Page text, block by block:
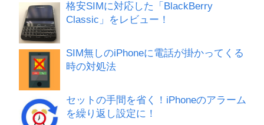
格安SIMに対応した「BlackBerry
Classic」をレビュー！
SIM無しのiPhoneに電話が掛かってくる
時の対処法
セットの手間を省く！iPhoneのアラーム
を繰り返し設定に！